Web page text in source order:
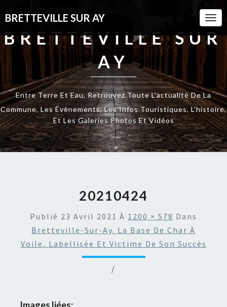
BRETTEVILLE SUR AY
BRETTEVILLE SUR
AY
Entre Terre Et Eau, Retrouvez Toute L'actualité De La
Commune, Les Évènements, Les Infos Touristiques, L'histoire,
Et Les Galeries Photos Et Vidéos
20210424
Publié 23 Avril 2021 À 1200 × 578 Dans
Bretteville-Sur-Ay. La Base De Char À
Voile, Labellisée Et Victime De Son Succès
/